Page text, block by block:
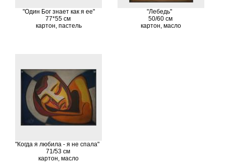
"Один Бог знает как я ее"
77*55 см
картон, пастель
"Лебедь"
50/60 см
картон, масло
"Когда я любила - я не спала"
71/53 см
картон, масло